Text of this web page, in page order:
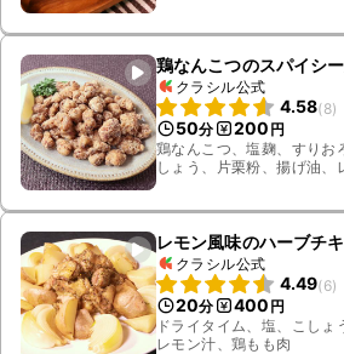
鶏なんこつのスパイシ
クラシル公式
4.58(8)
50分 200 円
鶏なんこつ、塩麹、すりお
しょう、片栗粉、揚げ油、
レモン風味のハーブチ
クラシル公式
4.49(6)
20分 400 円
ドライタイム、塩、こしょ
レモン汁、鶏もも肉